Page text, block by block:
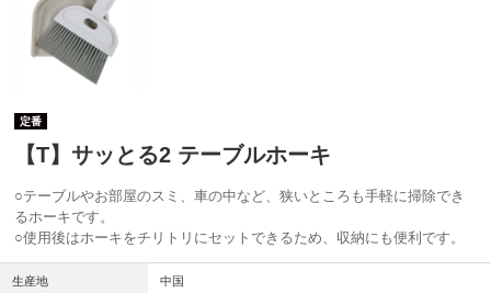
定番
【T】サッとる2 テーブルホーキ
○テーブルやお部屋のスミ、車の中など、狭いところも手軽に掃除でき
るホーキです。
○使用後はホーキをチリトリにセットできるため、収納にも便利です。
生産地 中国